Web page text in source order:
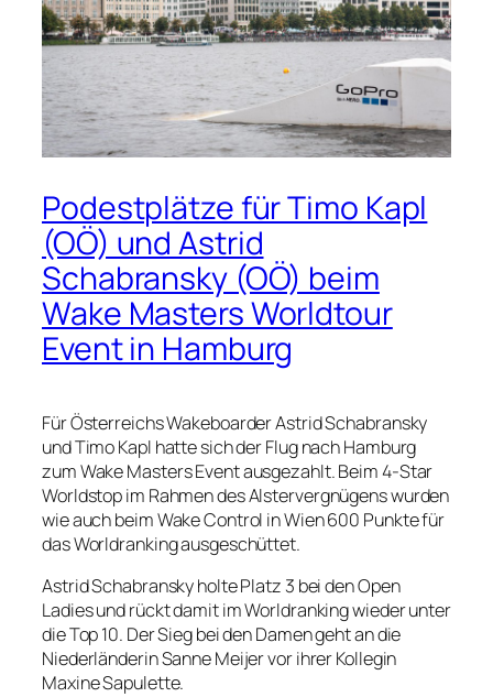
Podestplätze für Timo Kapl
(OÖ) und Astrid
Schabransky (OÖ) beim
Wake Masters Worldtour
Event in Hamburg
Für Österreichs Wakeboarder Astrid Schabransky
und Timo Kapl hatte sich der Flug nach Hamburg
zum Wake Masters Event ausgezahlt. Beim 4-Star
Worldstop im Rahmen des Alstervergnügens wurden
wie auch beim Wake Control in Wien 600 Punkte für
das Worldranking ausgeschüttet.
Astrid Schabransky holte Platz 3 bei den Open
Ladies und rückt damit im Worldranking wieder unter
die Top 10. Der Sieg bei den Damen geht an die
Niederländerin Sanne Meijer vor ihrer Kollegin
Maxine Sapulette.